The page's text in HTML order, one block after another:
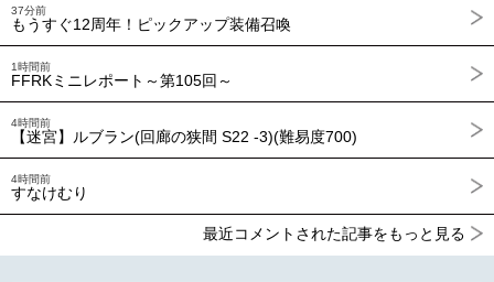
37分前
もうすぐ12周年！ピックアップ装備召喚
1時間前
FFRKミニレポート～第105回～
4時間前
【迷宮】ルブラン(回廊の狭間 S22 -3)(難易度700)
4時間前
すなけむり
最近コメントされた記事をもっと見る